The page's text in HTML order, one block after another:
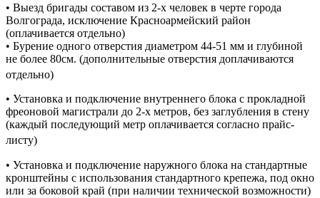
• Выезд бригады составом из 2-х человек в черте города
Волгограда, исключение Красноармейский район
(оплачивается отдельно)
• Бурение одного отверстия диаметром 44-51 мм и глубиной
не более 80см. (дополнительные отверстия доплачиваются
отдельно)
• Установка и подключение внутреннего блока с прокладной
фреоновой магистрали до 2-х метров, без заглубления в стену
(каждый последующий метр оплачивается согласно прайс-
листу)
• Установка и подключение наружного блока на стандартные
кронштейны с использования стандартного крепежа, под окно
или за боковой край (при наличии технической возможности)